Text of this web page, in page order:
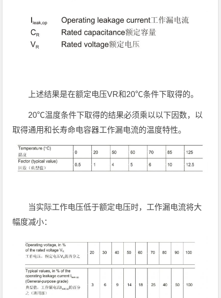
上述结果是在额定电压VR和20℃条件下取得的。
20℃温度条件下取得的结果必须乘以以下因数，以
取得通用和长寿命电容器工作漏电流的温度特性。
当实际工作电压低于额定电压时，工作漏电流将大
幅度减小：